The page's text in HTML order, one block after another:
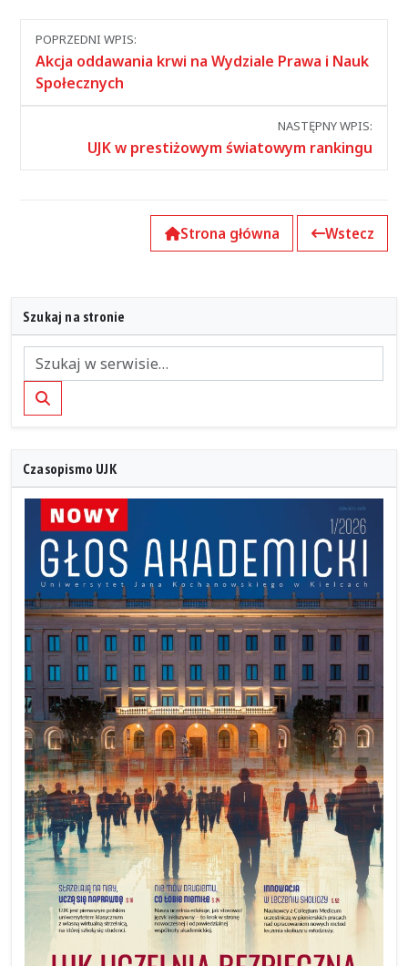
Nawigacja
między
wpisami
POPRZEDNI WPIS:
Akcja oddawania krwi na Wydziale Prawa i Nauk
Społecznych
NASTĘPNY WPIS:
UJK w prestiżowym światowym rankingu
Strona główna Wstecz
Szukaj na stronie
Szukaj
Czasopismo UJK